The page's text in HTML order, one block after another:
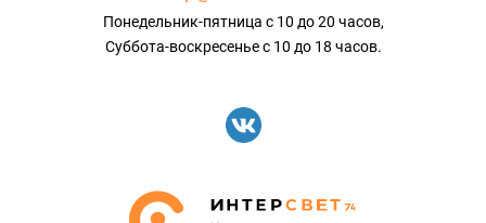
Понедельник-пятница с 10 до 20 часов,
Суббота-воскресенье с 10 до 18 часов.